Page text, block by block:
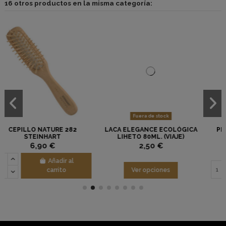
16 otros productos en la misma categoría:
Fuera de stock
LACA ELEGANCE ECOLÓGICA
LIHETO 80ML. (VIAJE)
Ver opciones
PEINE TITANIO 877 TERMIX
Añadir al carrito